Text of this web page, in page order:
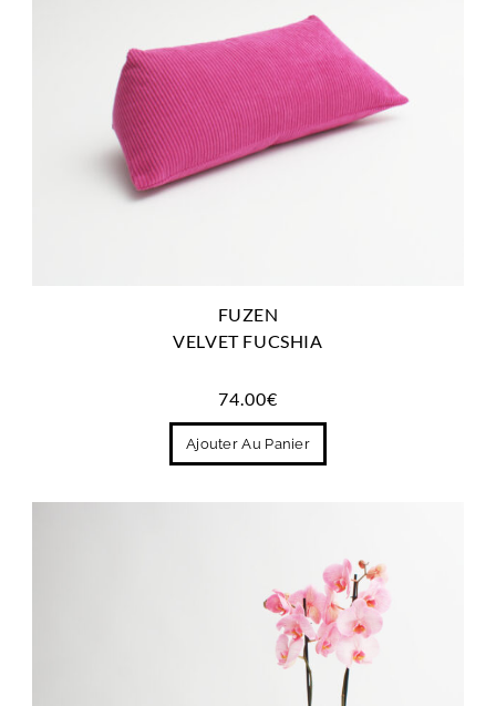
FUZEN
VELVET FUCSHIA
74.00€
Ajouter Au Panier